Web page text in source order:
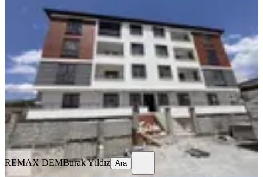
Remax Dem'den Cumhuriyet Mah.
2+1 Kiralık Daire
Merkez, Başbağlar Mahallesi
2+1·90 m²· 1. Kat 19.07.2026
20.000 ₺
REMAX DEMBurak Yıldız
Ara
REMAX DEMBurak Yıldız Ara